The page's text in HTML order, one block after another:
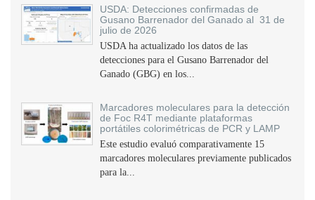
USDA: Detecciones confirmadas de
Gusano Barrenador del Ganado al 31 de
julio de 2026
USDA ha actualizado los datos de las
detecciones para el Gusano Barrenador del
Ganado (GBG) en los...
Marcadores moleculares para la detección
de Foc R4T mediante plataformas
portátiles colorimétricas de PCR y LAMP
Este estudio evaluó comparativamente 15
marcadores moleculares previamente publicados
para la...